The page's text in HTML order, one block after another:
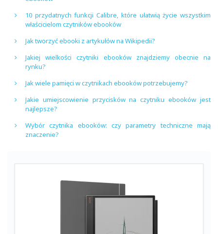
10 przydatnych funkcji Calibre, które ułatwią życie wszystkim
właścicielom czytników ebooków
Jak tworzyć ebooki z artykułów na Wikipedii?
Jakiej wielkości czytniki ebooków znajdziemy obecnie na
rynku?
Jak wiele pamięci w czytnikach ebooków potrzebujemy?
Jakie umiejscowienie przycisków na czytniku ebooków jest
najlepsze?
Wybór czytnika ebooków: czy parametry techniczne mają
znaczenie?